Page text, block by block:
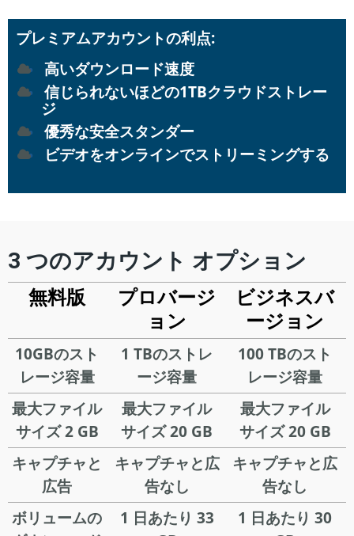
プレミアムアカウントの利点:
高いダウンロード速度
信じられないほどの1TBクラウドストレー
ジ
優秀な安全スタンダー
ビデオをオンラインでストリーミングする
3 つのアカウント オプション
無料版
プロバージ
ョン
ビジネスバ
ージョン
10GBのスト
レージ容量
1 TBのストレ
ージ容量
100 TBのスト
レージ容量
最大ファイル
サイズ 2 GB
最大ファイル
サイズ 20 GB
最大ファイル
サイズ 20 GB
キャプチャと
広告
キャプチャと広
告なし
キャプチャと広
告なし
ボリュームの
1 日あたり 33
1 日あたり 30